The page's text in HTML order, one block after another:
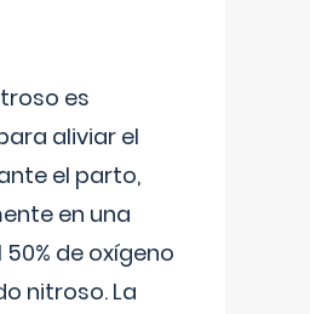
es
aliviar el
el parto,
en una
de oxígeno
nitroso. La